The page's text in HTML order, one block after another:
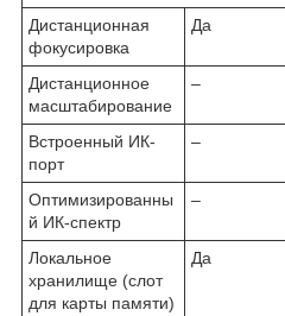
Дистанционная
фокусировка
Да
Дистанционное
масштабирование
–
Встроенный ИК-
порт
–
Оптимизированны
й ИК-спектр
–
Локальное
хранилище (слот
для карты памяти)
Да